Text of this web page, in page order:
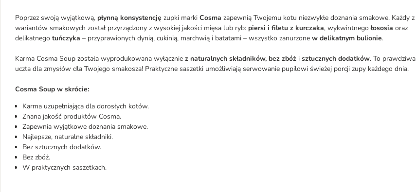
Poprzez swoją wyjątkową, płynną konsystencję zupki marki Cosma zapewnią Twojemu kotu niezwykłe doznania smakowe. Każdy z
wariantów smakowych został przyrządzony z wysokiej jakości mięsa lub ryb: piersi i filetu z kurczaka, wykwintnegołososia oraz
delikatnego tuńczyka – przyprawionych dynią, cukinią, marchwią i batatami – wszystko zanurzone w delikatnym bulionie.
Karma Cosma Soup została wyprodukowana wyłącznie z naturalnych składników, bez zbóż i sztucznych dodatków. To prawdziwa
uczta dla zmysłów dla Twojego smakosza! Praktyczne saszetki umożliwiają serwowanie pupilowi świeżej porcji zupy każdego dnia.
Cosma Soup w skrócie:
Karma uzupełniająca dla dorosłych kotów.
Znana jakość produktów Cosma.
Zapewnia wyjątkowe doznania smakowe.
Najlepsze, naturalne składniki.
Bez sztucznych dodatków.
Bez zbóż.
W praktycznych saszetkach.